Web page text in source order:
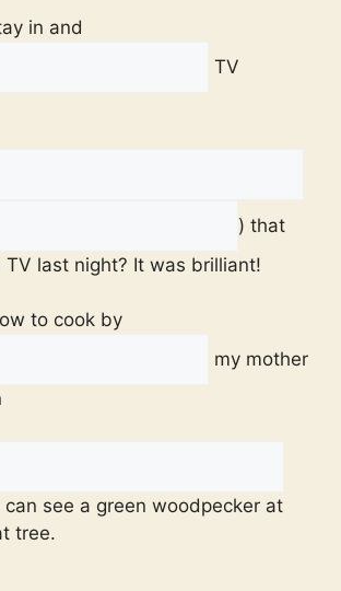
in and
TV
) that
TV last night? It was brilliant!
to cook by
my mother
can see a green woodpecker at
tree.